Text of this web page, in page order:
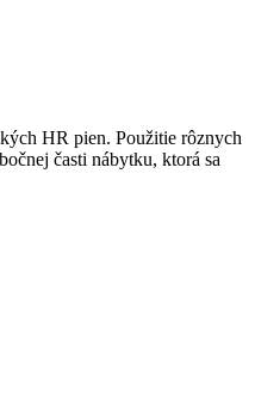
HR pien. Použitie rôznych
časti nábytku, ktorá sa